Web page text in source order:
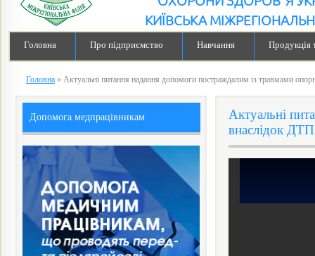
КИЇВСЬКА
Головна Про підприємство Навчання Продукція
Головна » Актуальні питання надання допомоги постраждалим із травмами
Актуальні
внаслідок ДТП
Допомога медпрацівникам